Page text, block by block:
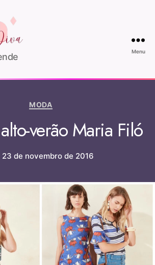
Menu
MODA
verão Maria Filó
23 de novembro de 2016